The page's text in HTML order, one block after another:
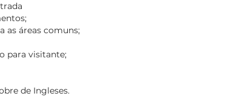
as áreas comuns;
para visitante;
de Ingleses.